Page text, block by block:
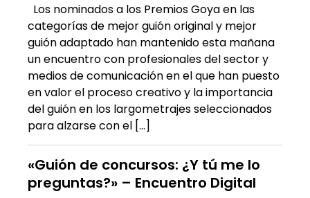
Los nominados a los Premios Goya en las
categorías de mejor guión original y mejor
guión adaptado han mantenido esta mañana
un encuentro con profesionales del sector y
medios de comunicación en el que han puesto
en valor el proceso creativo y la importancia
del guión en los largometrajes seleccionados
para alzarse con el […]
«Guión de concursos: ¿Y tú me lo
preguntas?» – Encuentro Digital